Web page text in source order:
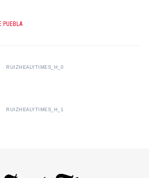
PUEBLA
RUIZHEALYTIMES_H_0
RUIZHEALYTIMES_H_1